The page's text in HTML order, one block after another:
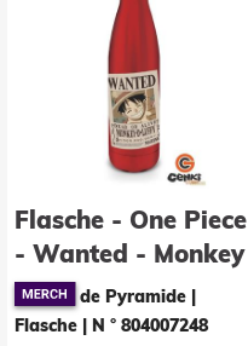
Flasche - One Piece
- Wanted - Monkey
D. Ruffyde Pyramide |
Flasche
N ° 804007248